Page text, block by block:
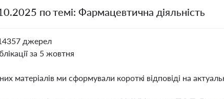
по темі: Фармацевтична діяльність
джерел
за 5 жовтня
матеріалів ми сформували короткі відповіді на